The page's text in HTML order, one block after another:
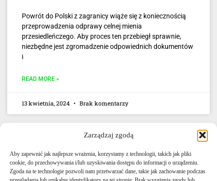
Zarządzaj zgodą
Aby zapewnić jak najlepsze wrażenia, korzystamy z technologii, takich jak pliki
cookie, do przechowywania i/lub uzyskiwania dostępu do informacji o urządzeniu.
Zgoda na te technologie pozwoli nam przetwarzać dane, takie jak zachowanie podczas
Powrót do Polski z zagranicy wiąże się z koniecznością
przeprowadzenia odprawy celnej mienia
przesiedleńczego. Aby proces ten przebiegł sprawnie,
niezbędne jest zgromadzenie odpowiednich dokumentów
i
READ MORE »
13 kwietnia, 2024 Brak komentarzy